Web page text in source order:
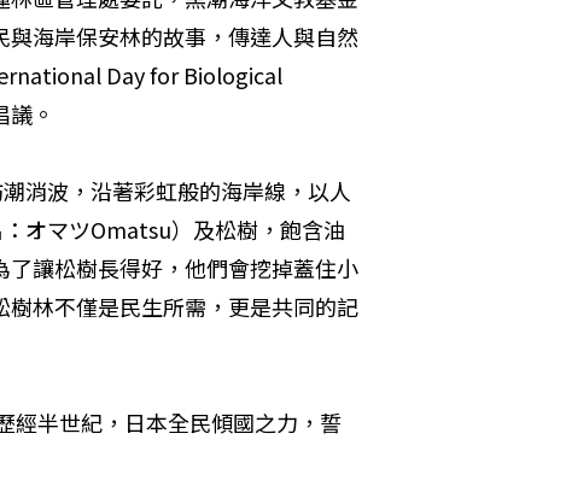
海岸保安林的故事，傳達人與自然
Day for Biological
。
消波，沿著彩虹般的海岸線，以人
オマツOmatsu）及松樹，飽含油
讓松樹長得好，他們會挖掉蓋住小
林不僅是民生所需，更是共同的記
經半世紀，日本全民傾國之力，誓